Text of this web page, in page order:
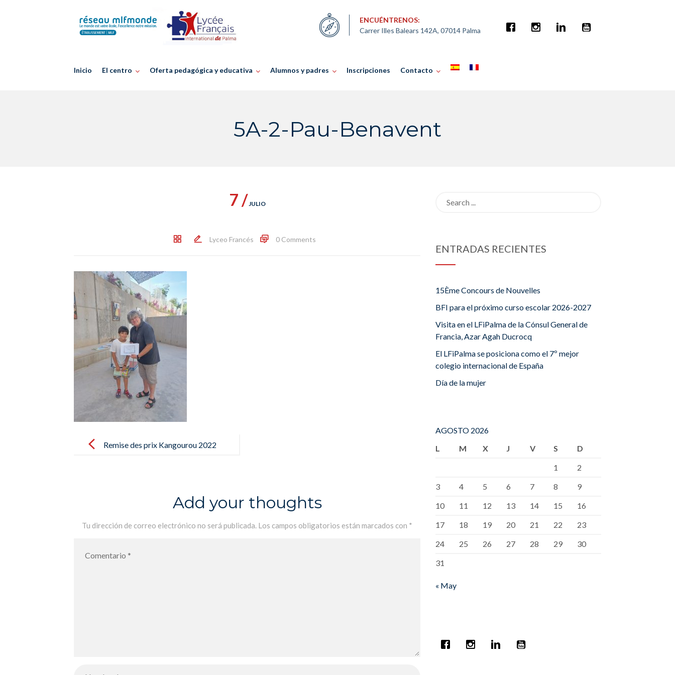
ENCUÉNTRENOS:
Carrer Illes Balears 142A, 07014 Palma
Inicio El centro Oferta pedagógica y educativa Alumnos y padres Inscripciones Contacto
5A-2-Pau-Benavent
7 /JULIO
Lyceo Francés 0 Comments
navigationRemise des prix Kangourou 2022
Add your thoughts
Tu dirección de correo electrónico no será publicada. Los campos obligatorios están marcados con *
ENTRADAS RECIENTES
15Ème Concours de Nouvelles
BFI para el próximo curso escolar 2026-2027
Visita en el LFiPalma de la Cónsul General de
Francia, Azar Agah Ducrocq
El LFiPalma se posiciona como el 7º mejor
colegio internacional de España
Día de la mujer
AGOSTO 2026
L
M X J V S
D
1
2
3
4 5 6 7 8
9
10
11 12 13 14 15
16
17
18 19 20 21 22
23
24
25 26 27 28 29
30
31
« May